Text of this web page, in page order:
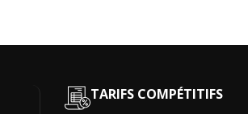
TARIFS COMPÉTITIFS